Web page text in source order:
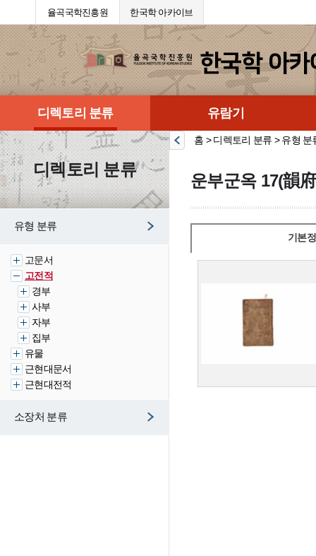
율곡국학진흥원 한국학 아카이브
디렉토리 분류 유람기
디렉토리 분류
유형 분류
고문서
고전적
경부
사부
자부
집부
유물
근현대문서
근현대전적
소장처 분류
홈 > 디렉토리 분류 > 유형 분
운부군옥 17(韻
기본